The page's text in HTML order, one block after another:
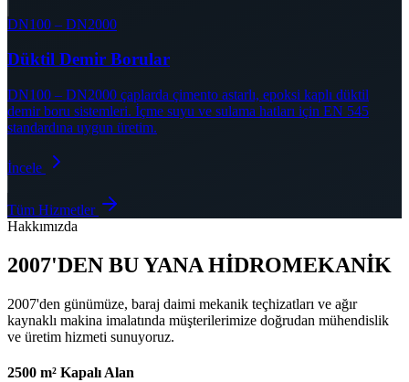
DN100 – DN2000
Düktil Demir Borular
DN100 – DN2000 çaplarda çimento astarlı, epoksi kaplı düktil
demir boru sistemleri. İçme suyu ve sulama hatları için EN 545
standardına uygun üretim.
İncele
Tüm Hizmetler
Hakkımızda
2007'DEN BU YANA HİDROMEKANİK
2007'den günümüze, baraj daimi mekanik teçhizatları ve ağır
kaynaklı makina imalatında müşterilerimize doğrudan mühendislik
ve üretim hizmeti sunuyoruz.
2500 m² Kapalı Alan